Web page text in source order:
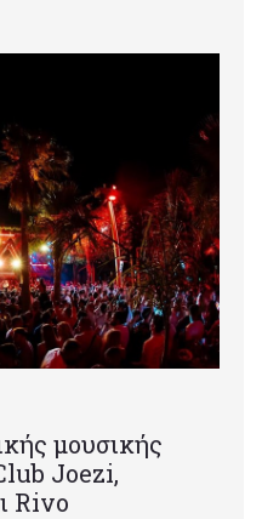
μουσικής
Joezi,
Rivo